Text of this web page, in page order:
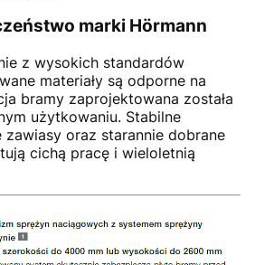
marki Hörmann
z wysokich standardów
materiały są odporne na
bramy zaprojektowana została
użytkowaniu. Stabilne
zawiasy oraz starannie dobrane
cichą pracę i wieloletnią